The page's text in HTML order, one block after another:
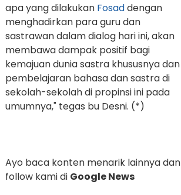
apa yang dilakukan Fosaddengan
menghadirkan para guru dan
sastrawan dalam dialog hari ini, akan
membawa dampak positif bagi
kemajuan dunia sastra khususnya dan
pembelajaran bahasa dan sastra di
sekolah-sekolah di propinsi ini pada
umumnya," tegas bu Desni. (*)
Ayo baca konten menarik lainnya dan
follow kami di Google News